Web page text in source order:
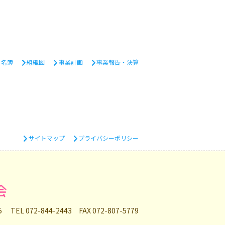
簿 組織図 事業計画 事業報告・決算
サイトマップ プライバシーポリシー
TEL 072-844-2443 FAX 072-807-5779